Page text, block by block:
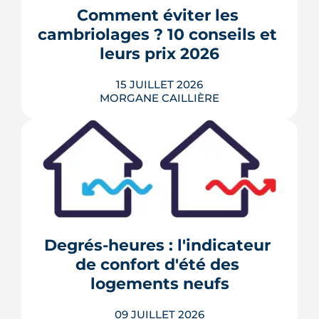
opposées sur l'encadrement des loyers
à Montpellier. De leur comparaison
ressort le...
Comment éviter les
cambriolages ? 10 conseils et
leurs prix 2026
15 JUILLET 2026
MORGANE CAILLIÈRE
211 600 cambriolages et tentatives ont
été enregistrés en France en 2025, avec
un risque accru pendant les longues
absences estivales. De la serrure
Vacances, voici 10 mesures concrètes
recommandées par les forces de l'ordre
et les professionnels de ...
LIRE L'ARTICLE
Degrés-heures : l'indicateur
de confort d'été des
logements neufs
09 JUILLET 2026